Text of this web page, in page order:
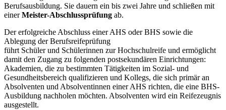
Berufsausbildung. Sie dauern ein bis zwei Jahre und schließen mit
einerMeister-Abschlussprüfung ab.
Der erfolgreiche Abschluss einer AHS oder BHS sowie die
Ablegung der Berufsreifeprüfung
führt Schüler und Schülerinnen zur Hochschulreife und ermöglicht
damit den Zugang zu folgenden postsekundären Einrichtungen:
Akademien, die zu bestimmten Tätigkeiten im Sozial- und
Gesundheitsbereich qualifizieren und Kollegs, die sich primär an
Absolventen und Absolventinnen einer AHS richten, die eine BHS-
Ausbildung nachholen möchten. Absolventen wird ein Reifezeugnis
ausgestellt.